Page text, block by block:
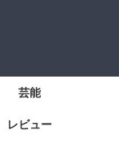
芸能
レビュー